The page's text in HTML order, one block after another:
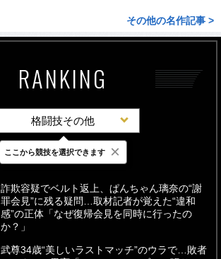
その他の名作記事 >
RANKING
格闘技その他
最新 24時間 週間
詐欺容疑でベルト返上、ぱんちゃん璃奈の“謝
罪会見”に残る疑問…取材記者が覚えた“違和
感”の正体「なぜ復帰会見を同時に行ったの
か？」
武尊34歳“美しいラストマッチ”のウラで…敗者
ここから競技を選択できます ×